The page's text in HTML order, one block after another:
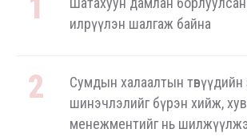
илрүүлэн шалгаж байна
Сумдын халаалтын төвүүдийн
шинэчлэлийг бүрэн хийж,
менежментийг нь